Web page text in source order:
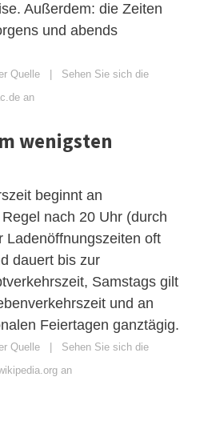
Außerdem: die Zeiten
und abends
Quelle
Sehen Sie sich die
an
wenigsten
beginnt an
nach 20 Uhr (durch
Ladenöffnungszeiten oft
dauert bis zur
Samstags gilt
und an
Feiertagen ganztägig.
Quelle
Sehen Sie sich die
an